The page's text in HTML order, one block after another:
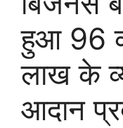
हुआ 96
लाख के
आदान